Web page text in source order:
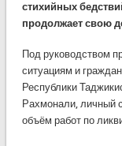
стихийных
продолжает свою
Под руководством
ситуациям и
Республики
Рахмонали, личный
объём работ по